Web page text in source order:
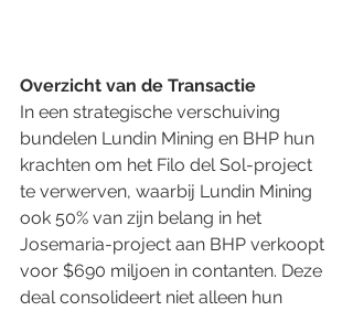
Overzicht van de Transactie
In een strategische verschuiving
bundelen Lundin Mining en BHP hun
krachten om het Filo del Sol-project
te verwerven, waarbij Lundin Mining
ook 50% van zijn belang in het
Josemaria-project aan BHP verkoopt
voor $690 miljoen in contanten. Deze
deal consolideert niet alleen hun